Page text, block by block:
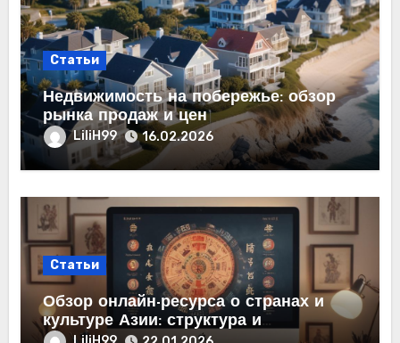
Статьи
Недвижимость на побережье: обзор
рынка продаж и цен
LiliH99 16.02.2026
Статьи
Обзор онлайн-ресурса о странах и
культуре Азии: структура и